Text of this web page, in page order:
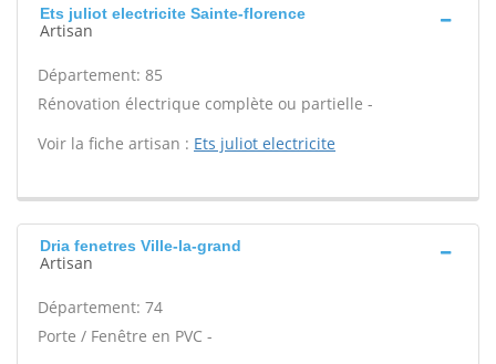
Ets juliot electricite Sainte-florence
Artisan
Département: 85
Rénovation électrique complète ou partielle -
Voir la fiche artisan : Ets juliot electricite
Dria fenetres Ville-la-grand
Artisan
Département: 74
Porte / Fenêtre en PVC -